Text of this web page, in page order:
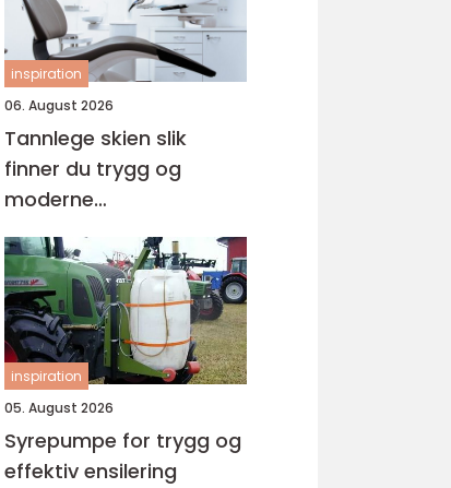
inspiration
06. August 2026
Tannlege skien slik
finner du trygg og
moderne
tannbehandling
inspiration
05. August 2026
Syrepumpe for trygg og
effektiv ensilering